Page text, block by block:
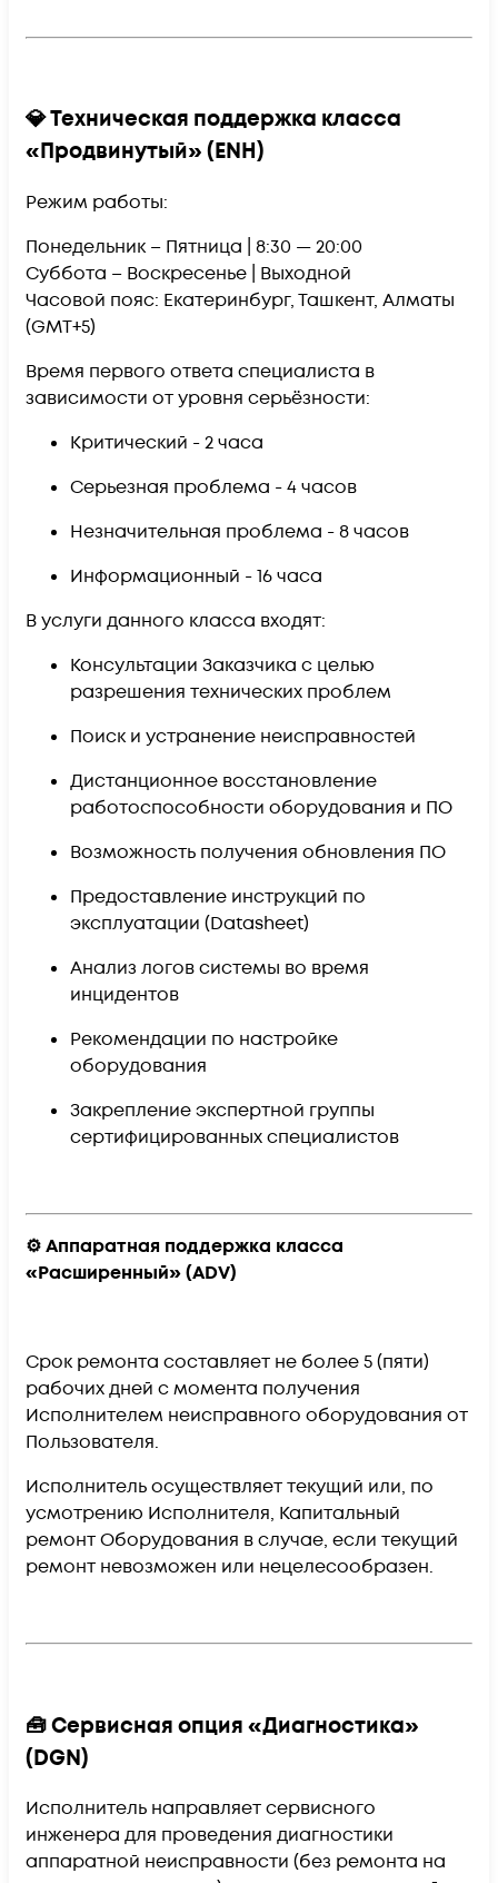
💎 Техническая поддержка класса
«Продвинутый» (ENH)
Режим работы:
Понедельник – Пятница | 8:30 — 20:00
Суббота – Воскресенье | Выходной
Часовой пояс: Екатеринбург, Ташкент, Алматы
(GMT+5)
Время первого ответа специалиста в
зависимости от уровня серьёзности:
Критический -2 часа
Серьезная проблема -4 часов
Незначительная проблема -8 часов
Информационный -16 часа
В услуги данного класса входят:
Консультации Заказчика с целью
разрешения технических проблем
Поиск и устранение неисправностей
Дистанционное восстановление
работоспособности оборудования и ПО
Возможность получения обновления ПО
Предоставление инструкций по
эксплуатации (Datasheet)
Анализ логов системы во время
инцидентов
Рекомендации по настройке
оборудования
Закрепление экспертной группы
сертифицированных специалистов
⚙️ Аппаратная поддержка класса
«Расширенный» (ADV)
Срок ремонта составляет не более 5 (пяти)
рабочих дней с момента получения
Исполнителем неисправного оборудования от
Пользователя.
Исполнитель осуществляет текущий или, по
усмотрению Исполнителя, Капитальный
ремонт Оборудования в случае, если текущий
ремонт невозможен или нецелесообразен.
🧰 Сервисная опция «Диагностика»
(DGN)
Исполнитель направляет сервисного
инженера для проведения диагностики
аппаратной неисправности (без ремонта на